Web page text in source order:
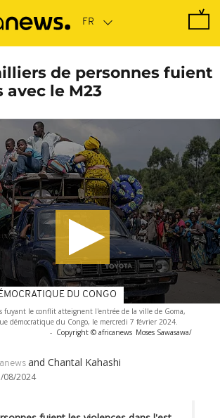
de personnes fuient
avec le M23
fuyant le conflit atteignent l'entrée de la ville de Goma,
démocratique du Congo, le mercredi 7 février 2024.
- Copyright © africanews Moses Sawasawa/
and Chantal Kahashi
08/2024
DU CONGO